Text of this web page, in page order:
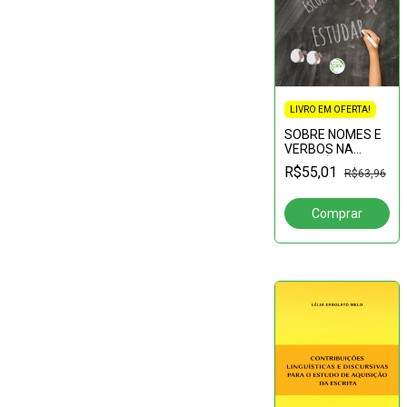
LIVRO EM OFERTA!
SOBRE NOMES E
VERBOS NA
INTERLÍNGUA DE
SURDOS
R$55,01 R$63,96